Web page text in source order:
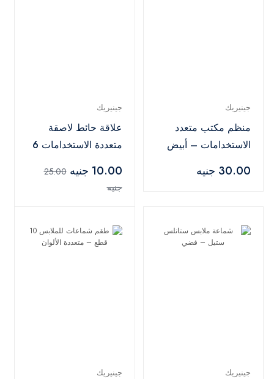
جينيريك
منظم مكتب متعدد
الاستخدامات – أبيض
30.00 جنيه
جينيريك
علاقة حائط لاصقة
متعددة الاستخدامات 6
10.00 جنيه
25.00
جنيه
جينيريك جينيريك